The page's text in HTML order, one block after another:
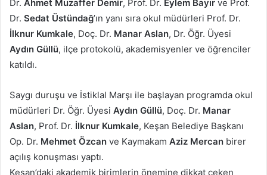
Dr. Ahmet Muzaffer Demir, Prof. Dr. Eylem Bayır ve Prof.
Dr. Sedat Üstündağ’ın yanı sıra okul müdürleri Prof. Dr.
İlknur Kumkale, Doç. Dr. Manar Aslan, Dr. Öğr. Üyesi
Aydın Güllü, ilçe protokolü, akademisyenler ve öğrenciler
katıldı.
Saygı duruşu ve İstiklal Marşı ile başlayan programda okul
müdürleri Dr. Öğr. Üyesi Aydın Güllü, Doç. Dr. Manar
Aslan, Prof. Dr. İlknur Kumkale, Keşan Belediye Başkanı
Op. Dr. Mehmet Özcan ve Kaymakam Aziz Mercan birer
açılış konuşması yaptı.
Keşan’daki akademik birimlerin önemine dikkat çeken